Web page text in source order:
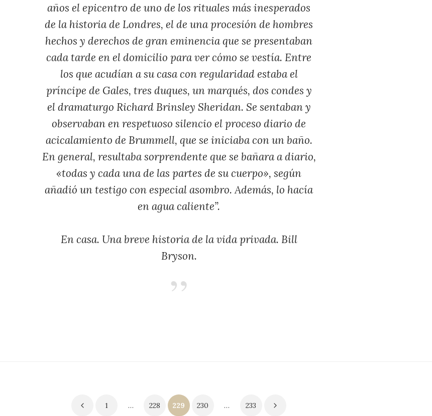
años el epicentro de uno de los rituales más inesperados
de la historia de Londres, el de una procesión de hombres
hechos y derechos de gran eminencia que se presentaban
cada tarde en el domicilio para ver cómo se vestía. Entre
los que acudían a su casa con regularidad estaba el
príncipe de Gales, tres duques, un marqués, dos condes y
el dramaturgo Richard Brinsley Sheridan. Se sentaban y
observaban en respetuoso silencio el proceso diario de
acicalamiento de Brummell, que se iniciaba con un baño.
En general, resultaba sorprendente que se bañara a diario,
«todas y cada una de las partes de su cuerpo», según
añadió un testigo con especial asombro. Además, lo hacía
en agua caliente”.
En casa. Una breve historia de la vida privada. Bill
Bryson.
1 … 228 229 230 … 233